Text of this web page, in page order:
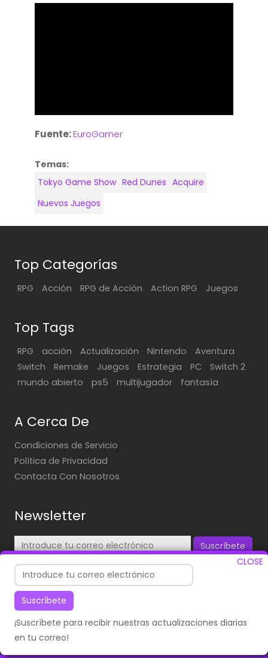
Fuente:EuroGamer
Temas:
Tokyo Game Show Red Dunes Acquire
Nuevos Juegos
CLOSE
Suscríbete
¡Suscríbete para recibir nuestras actualizaciones diarias
en tu correo!
Top Categorías
RPG Acción RPG de Acción Action RPG Juegos
Top Tags
RPG acción Actualización Nintendo
Aventura
Switch
Remake Juegos Estrategia PC
Switch 2
mundo abierto
ps5 multijugador fantasía
A Cerca De
Condiciones de Servicio
Política de Privacidad
Contacta Con Nosotros
Newsletter
Suscríbete
¡Suscríbete para recibir nuestras actualizaciones diarias
en tu correo!